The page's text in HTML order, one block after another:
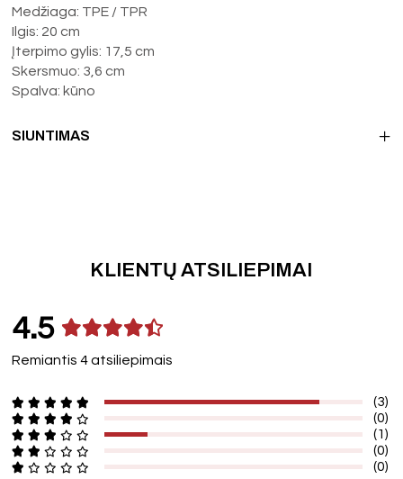
Medžiaga: TPE / TPR
Ilgis: 20 cm
Įterpimo gylis: 17,5 cm
Skersmuo: 3,6 cm
Spalva: kūno
SIUNTIMAS
KLIENTŲ ATSILIEPIMAI
4.5
Remiantis 4 atsiliepimais
(3)
(0)
(1)
(0)
(0)